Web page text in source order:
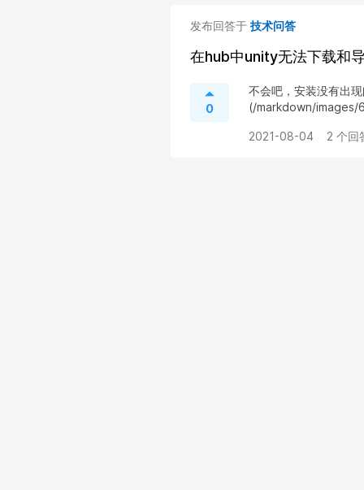
发布回答于 技术问答
在hub中unity无法下载和
0
不会吧，安装没有出
(/markdown/
2021-08-04 2 个回